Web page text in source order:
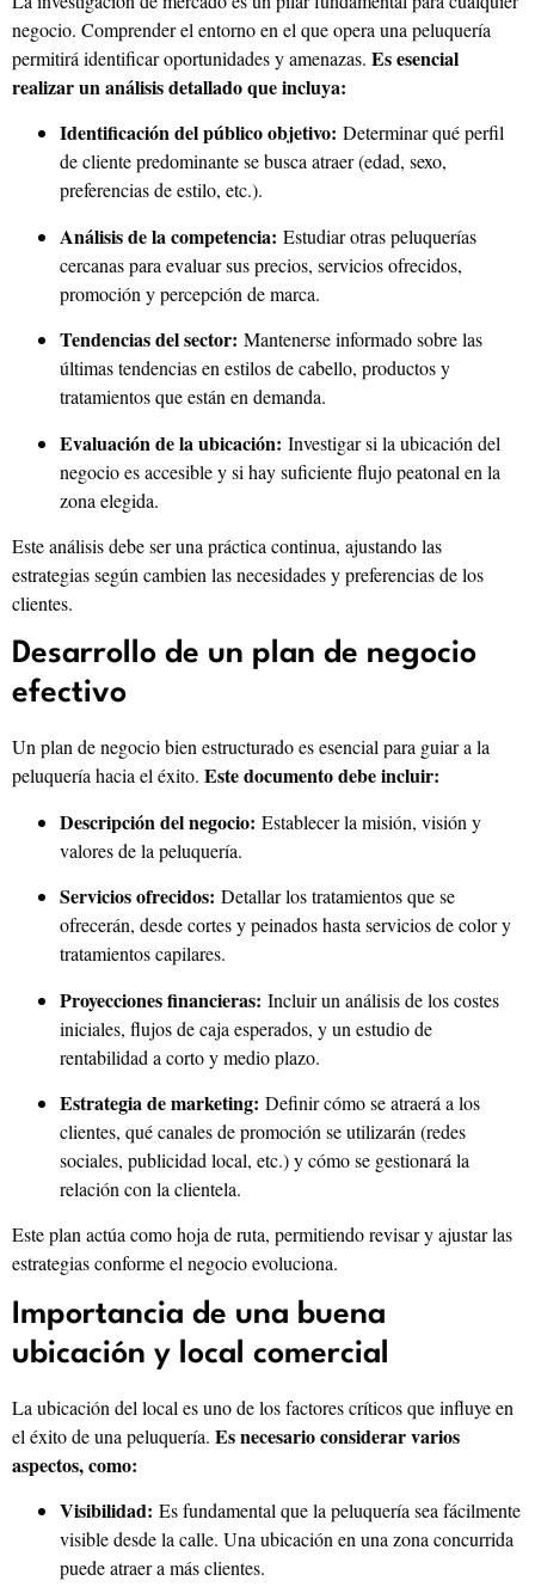
negocio. Comprender el entorno en el que opera una peluquería
permitirá identificar oportunidades y amenazas. Es esencial
realizar un análisis detallado que incluya:
Identificación del público objetivo: Determinar qué perfil
de cliente predominante se busca atraer (edad, sexo,
preferencias de estilo, etc.).
Análisis de la competencia: Estudiar otras peluquerías
cercanas para evaluar sus precios, servicios ofrecidos,
promoción y percepción de marca.
Tendencias del sector: Mantenerse informado sobre las
últimas tendencias en estilos de cabello, productos y
tratamientos que están en demanda.
Evaluación de la ubicación: Investigar si la ubicación del
negocio es accesible y si hay suficiente flujo peatonal en la
zona elegida.
Este análisis debe ser una práctica continua, ajustando las
estrategias según cambien las necesidades y preferencias de los
clientes.
Desarrollo de un plan de negocio
efectivo
Un plan de negocio bien estructurado es esencial para guiar a la
peluquería hacia el éxito. Este documento debe incluir:
Descripción del negocio: Establecer la misión, visión y
valores de la peluquería.
Servicios ofrecidos: Detallar los tratamientos que se
ofrecerán, desde cortes y peinados hasta servicios de color y
tratamientos capilares.
Proyecciones financieras: Incluir un análisis de los costes
iniciales, flujos de caja esperados, y un estudio de
rentabilidad a corto y medio plazo.
Estrategia de marketing: Definir cómo se atraerá a los
clientes, qué canales de promoción se utilizarán (redes
sociales, publicidad local, etc.) y cómo se gestionará la
relación con la clientela.
Este plan actúa como hoja de ruta, permitiendo revisar y ajustar las
estrategias conforme el negocio evoluciona.
Importancia de una buena
ubicación y local comercial
La ubicación del local es uno de los factores críticos que influye en
el éxito de una peluquería. Es necesario considerar varios
aspectos, como:
Visibilidad: Es fundamental que la peluquería sea fácilmente
visible desde la calle. Una ubicación en una zona concurrida
puede atraer a más clientes.